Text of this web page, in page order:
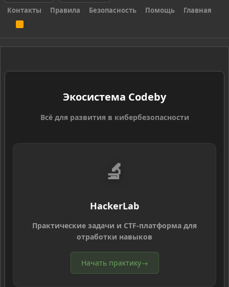
Контакты
Правила Безопасность Помощь Главная
S
Экосистема Codeby
Всё для развития в кибербезопасности
🔬
HackerLab
Практические задачи и CTF-платформа для
отработки навыков
Начать практику→